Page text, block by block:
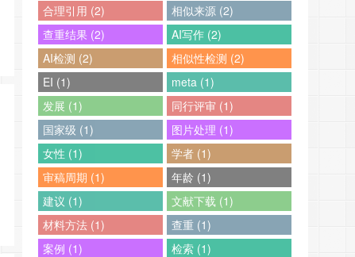
合理引用 (2)
相似来源 (2)
查重结果 (2)
AI写作 (2)
AI检测 (2)
相似性检测 (2)
EI (1)
meta (1)
发展 (1)
同行评审 (1)
国家级 (1)
图片处理 (1)
女性 (1)
学者 (1)
审稿周期 (1)
年龄 (1)
建议 (1)
文献下载 (1)
材料方法 (1)
查重 (1)
案例 (1)
检索 (1)